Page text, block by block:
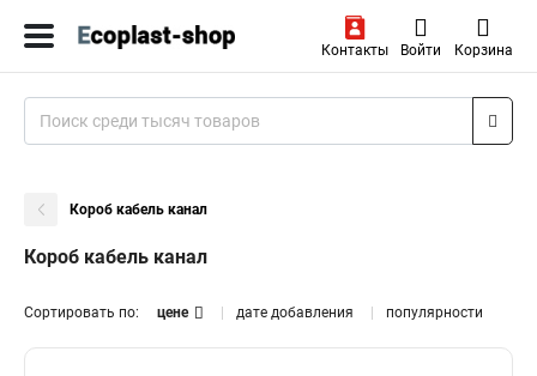
Контакты Войти Корзина
Короб кабель канал
Короб кабель канал
Сортировать по: цене дате добавления популярности